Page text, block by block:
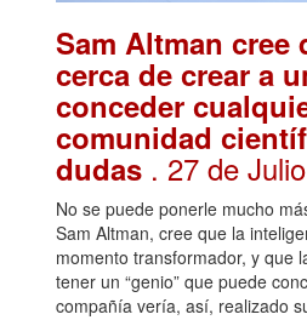
Sam Altman cree
cerca de crear a
conceder
comunidad
dudas . 27 de
No se puede ponerle mucho
Sam Altman, cree que la
momento transformador, y que
tener un “genio” que puede
compañía vería, así, realizado